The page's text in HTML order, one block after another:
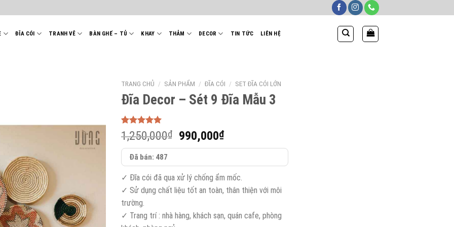
ĐĨA CÓI TRANH VẼ BÀN GHẾ – TỦ KHAY THẢM DECOR TIN TỨC LIÊN HỆ
TRANG CHỦ / SẢN PHẨM / ĐĨA CÓI / SET ĐĨA CÓI LỚN
Đĩa Decor – Sét 9 Đĩa Mẫu 3
5.00 trên 5
dựa trên
40
đánh giá
1,250,000₫
Giá
gốc
1,250,000₫.
990,000₫Giá
hiện
là:
990,000₫.
Đã bán: 487
✓ Đĩa cói đã qua xử lý chống ẩm mốc.
✓ Sử dụng chất liệu tốt an toàn, thân thiện với môi
trường.
✓ Trang trí : nhà hàng, khách sạn, quán cafe, phòng